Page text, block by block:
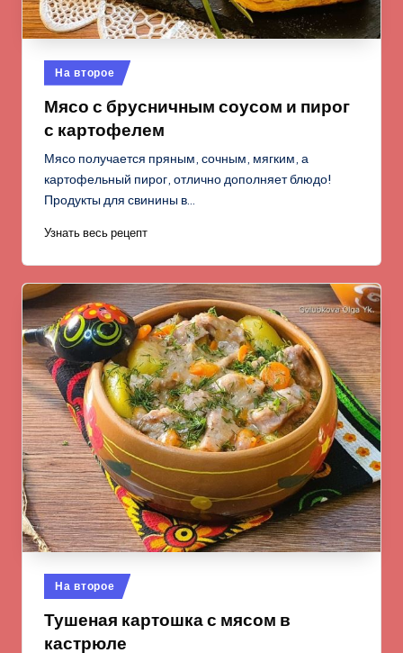
Опубликовано
в
На второе
Мясо с брусничным соусом и пирог
с картофелем
Мясо получается пряным, сочным, мягким, а
картофельный пирог, отлично дополняет блюдо!
Продукты для свинины в…
Узнать весь рецепт
Опубликовано
в
На второе
Тушеная картошка с мясом в
кастрюле